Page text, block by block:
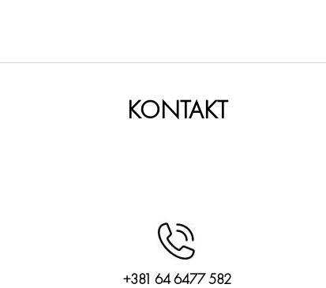
KONTAKT
+381 64 6477 582